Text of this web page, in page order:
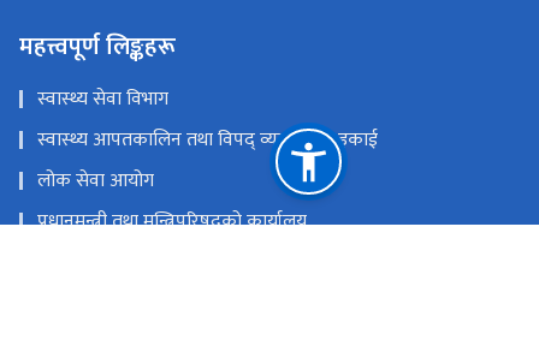
महत्त्वपूर्ण लिङ्कहरू
स्वास्थ्य सेवा विभाग
स्वास्थ्य आपतकालिन तथा विपद् व्यवस्थापन इकाई
लोक सेवा आयोग
प्रधानमन्त्री तथा मन्त्रिपरिषद्‍को कार्यालय